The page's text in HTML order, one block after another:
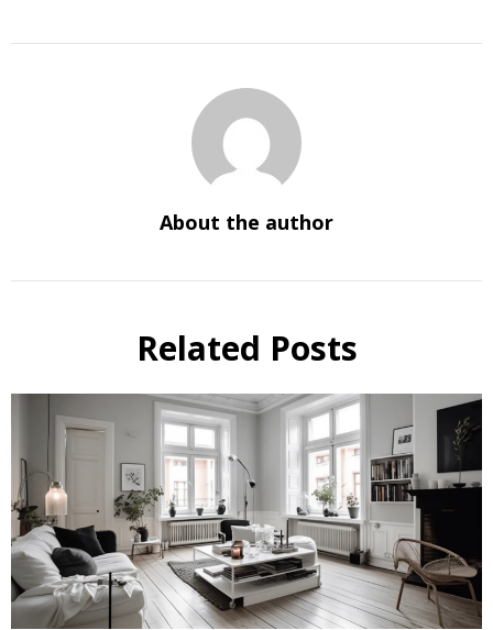
About the author
Related Posts